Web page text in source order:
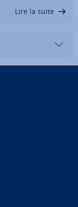
Lire la suite